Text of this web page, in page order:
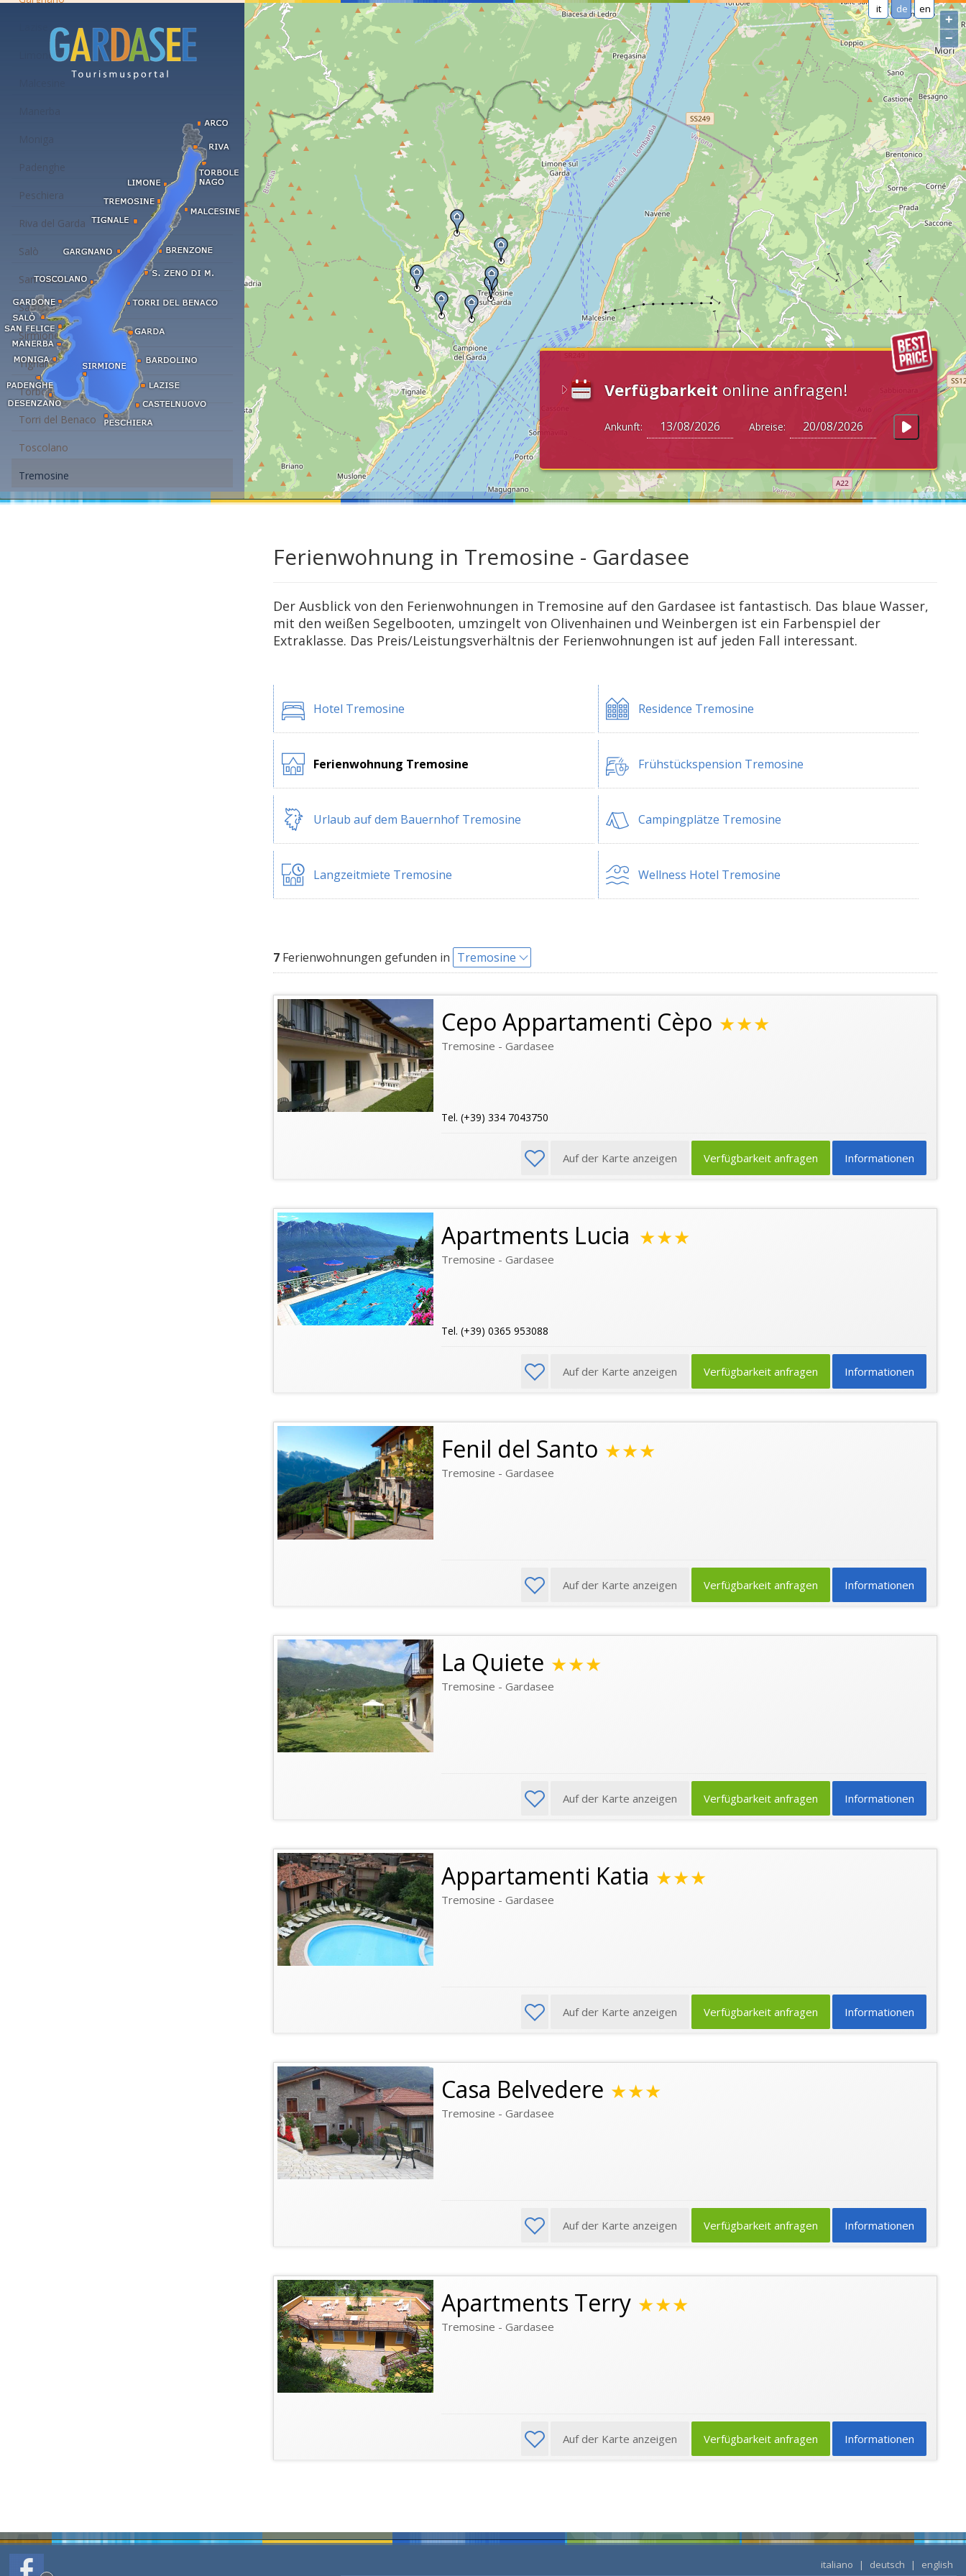
it de en
Verfügbarkeit online anfragen!
Ankunft: Abreise:
+
−
Limone
Padenghe
Peschiera
Riva del Garda
Salò
San Felice
San Zeno di Montagna
Sirmione
Tignale
Torbole - Nago
Torri del Benaco
Toscolano
Tremosine
Ferienwohnung in Tremosine - Gardasee
Der Ausblick von den Ferienwohnungen in Tremosine auf den Gardasee ist fantastisch. Das blaue Wasser,
mit den weißen Segelbooten, umzingelt von Olivenhainen und Weinbergen ist ein Farbenspiel der
Extraklasse. Das Preis/Leistungsverhältnis der Ferienwohnungen ist auf jeden Fall interessant.
Hotel Tremosine Residence Tremosine
Ferienwohnung Tremosine Frühstückspension Tremosine
Urlaub auf dem Bauernhof Tremosine Campingplätze Tremosine
Langzeitmiete Tremosine Wellness Hotel Tremosine
7 Ferienwohnungen gefunden in Tremosine
Cepo Appartamenti Cèpo ★★★
Tremosine - Gardasee
Tel. (+39) 334 7043750
Informationen
Verfügbarkeit anfragen
Auf der Karte anzeigen
Apartments Lucia ★★★
Tremosine - Gardasee
Tel. (+39) 0365 953088
Informationen
Verfügbarkeit anfragen
Auf der Karte anzeigen
Fenil del Santo ★★★
Tremosine - Gardasee
Informationen
Verfügbarkeit anfragen
Auf der Karte anzeigen
La Quiete ★★★
Tremosine - Gardasee
Informationen
Verfügbarkeit anfragen
Auf der Karte anzeigen
Appartamenti Katia ★★★
Tremosine - Gardasee
Informationen
Verfügbarkeit anfragen
Auf der Karte anzeigen
Casa Belvedere ★★★
Tremosine - Gardasee
Informationen
Verfügbarkeit anfragen
Auf der Karte anzeigen
Apartments Terry ★★★
Tremosine - Gardasee
Informationen
Verfügbarkeit anfragen
Auf der Karte anzeigen
italiano | deutsch | english